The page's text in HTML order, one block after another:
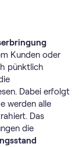
Kunden oder
pünktlich
Dabei erfolgt
werden alle
Das
die